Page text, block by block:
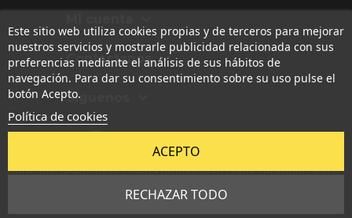
Contáctanos
Este sitio web utiliza cookies propias y de terceros para mejorar
nuestros servicios y mostrarle publicidad relacionada con sus
preferencias mediante el análisis de sus hábitos de
navegación. Para dar su consentimiento sobre su uso pulse el
botón Acepto.
Política de cookies
RECHAZAR TODO
ACEPTO
Síguenos
Las imágenes, textos, diseños y contenidos originales publicados
en esta web están registrados en
Safe Creative
derechos reservados. Queda prohibida su copia, reproducción o